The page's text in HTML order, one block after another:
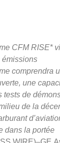
CFM RISE*
émissions
comprendra
une
tests de
de la
dans la portée